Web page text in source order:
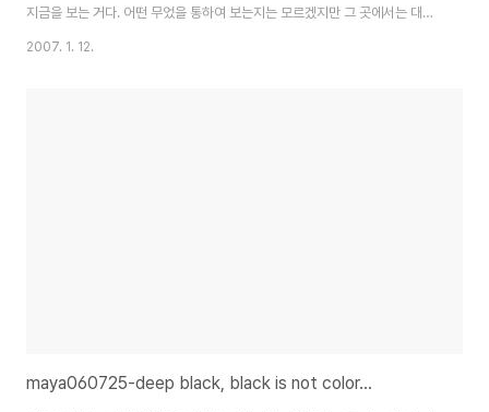
지금을 보는 거다. 어떤 무었을 통하여 보는지는 모르겠지만 그 곳에서는 대상
에 대하여 없다, 있다 하는게 무의미 할 런지 모른다. 다만 관계만 있다고 추측
2007. 1. 12.
maya060725-deep black, black is not color...